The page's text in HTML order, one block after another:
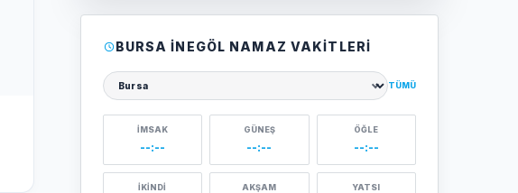
BURSA İNEGÖL NAMAZ VAKITLERI
Şehir seçin
TÜMÜ
İMSAK
--:--
GÜNEŞ
--:--
ÖĞLE
--:--
İKINDI AKŞAM YATSI